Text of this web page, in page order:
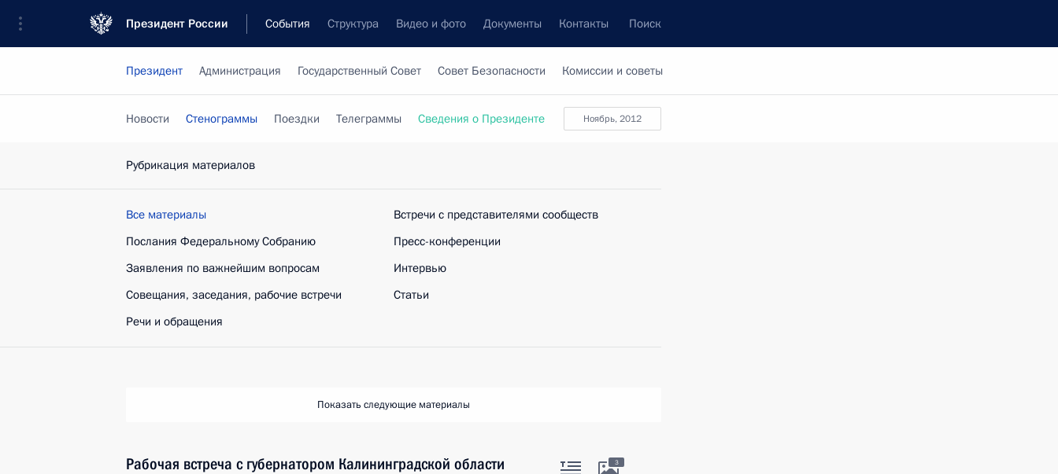
Президент России События Структура Видео и фото Документы Контакты Поиск
Президент Администрация Государственный Совет Совет Безопасности Комиссии и советы
ноябрь, 2012
Новости Стенограммы Поездки Телеграммы Сведения о Президенте
Рубрикация материалов
Все материалы
Послания Федеральному Собранию
Заявления по важнейшим вопросам
Совещания, заседания, рабочие встречи
Речи и обращения
Встречи с представителями сообществ
Пресс-конференции
Интервью
Статьи
Показать следующие материалы
Рабочая встреча с губернатором Калининградской области
3